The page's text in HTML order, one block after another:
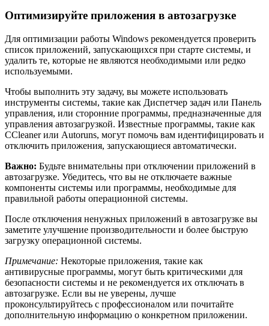
Оптимизируйте приложения в автозагрузке
Для оптимизации работы Windows рекомендуется проверить
список приложений, запускающихся при старте системы, и
удалить те, которые не являются необходимыми или редко
используемыми.
Чтобы выполнить эту задачу, вы можете использовать
инструменты системы, такие как Диспетчер задач или Панель
управления, или сторонние программы, предназначенные для
управления автозагрузкой. Известные программы, такие как
CCleaner или Autoruns, могут помочь вам идентифицировать и
отключить приложения, запускающиеся автоматически.
Важно: Будьте внимательны при отключении приложений в
автозагрузке. Убедитесь, что вы не отключаете важные
компоненты системы или программы, необходимые для
правильной работы операционной системы.
После отключения ненужных приложений в автозагрузке вы
заметите улучшение производительности и более быструю
загрузку операционной системы.
Примечание: Некоторые приложения, такие как
антивирусные программы, могут быть критическими для
безопасности системы и не рекомендуется их отключать в
автозагрузке. Если вы не уверены, лучше
проконсультируйтесь с профессионалом или почитайте
дополнительную информацию о конкретном приложении.